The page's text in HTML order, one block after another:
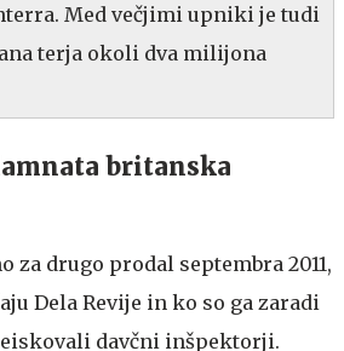
Med večjimi upniki je tudi
terja okoli dva milijona
britanska
za drugo prodal septembra 2011,
Dela Revije in ko so ga zaradi
davčni inšpektorji.